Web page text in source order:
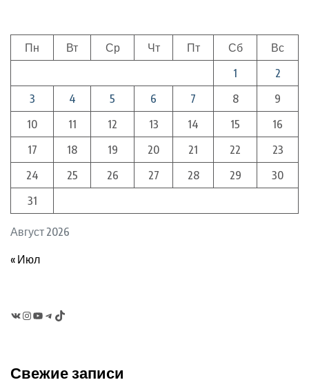
Август 2026
Пн Вт Ср Чт Пт Сб
Вс
1
2
3
4 5 6 7 8
9
10
11 12 13 14 15
16
17
18 19 20 21 22
23
24
25 26 27 28 29
30
31
« Июл
Instagram
YouTubeTelegram
TikTok
Свежие записи